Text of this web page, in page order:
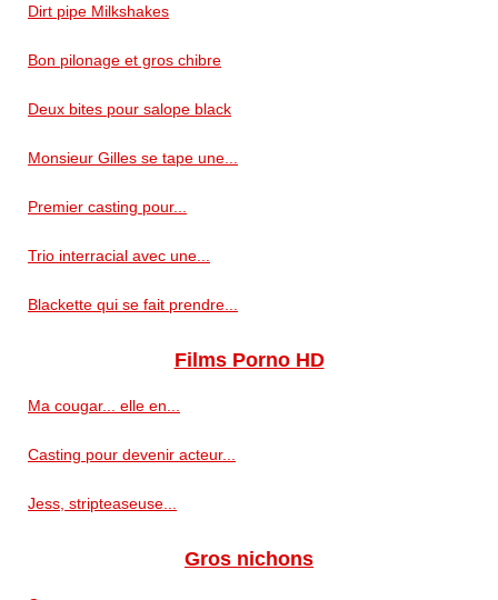
Dirt pipe Milkshakes
Bon pilonage et gros chibre
Deux bites pour salope black
Monsieur Gilles se tape une...
Premier casting pour...
Trio interracial avec une...
Blackette qui se fait prendre...
Films Porno HD
Ma cougar... elle en...
Casting pour devenir acteur...
Jess, stripteaseuse...
Gros nichons